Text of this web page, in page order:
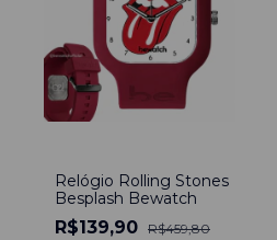
Relógio Rolling Stones
Besplash Bewatch
R$139,90 R$459,80